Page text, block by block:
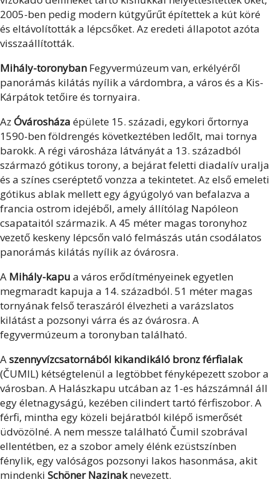
2005-ben pedig modern kútgyűrűt építettek a kút köré
és eltávolították a lépcsőket. Az eredeti állapotot azóta
visszaállították.
Mihály-toronyban Fegyvermúzeum van, erkélyéről
panorámás kilátás nyílik a várdombra, a város és a Kis-
Kárpátok tetőire és tornyaira.
Az Óvárosháza épülete 15. századi, egykori őrtornya
1590-ben földrengés következtében ledőlt, mai tornya
barokk. A régi városháza látványát a 13. századból
származó gótikus torony, a bejárat feletti diadalív uralja
és a színes cseréptető vonzza a tekintetet. Az első emeleti
gótikus ablak mellett egy ágyúgolyó van befalazva a
francia ostrom idejéből, amely állítólag Napóleon
csapataitól származik. A 45 méter magas toronyhoz
vezető keskeny lépcsőn való felmászás után csodálatos
panorámás kilátás nyílik az óvárosra.
A Mihály-kapu a város erődítményeinek egyetlen
megmaradt kapuja a 14. századból. 51 méter magas
tornyának felső teraszáról élvezheti a varázslatos
kilátást a pozsonyi várra és az óvárosra. A
fegyvermúzeum a toronyban található.
Aszennyvízcsatornából kikandikáló bronz férfialak
(ČUMIL) kétségtelenül a legtöbbet fényképezett szobor a
városban. A Halászkapu utcában az 1-es házszámnál áll
egy életnagyságú, kezében cilindert tartó férfiszobor. A
férfi, mintha egy közeli bejáratból kilépő ismerősét
üdvözölné. A nem messze található Čumil szobrával
ellentétben, ez a szobor amely élénk ezüstszínben
fénylik, egy valóságos pozsonyi lakos hasonmása, akit
mindenki Schöner Nazinaknevezett.